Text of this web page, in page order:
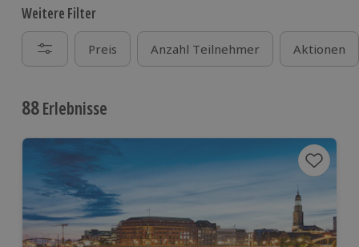
Weitere Filter
Preis Anzahl Teilnehmer Aktionen
88Erlebnisse